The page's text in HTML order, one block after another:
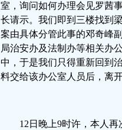
室，询问如何办理会见罗茜
长请示。我们即到三楼找到
案由具体分管此事的邓奇峰
局治安办及法制办等相关办
中，于是我们只得重新回到
料交给该办公室人员后，离
12日晚上9时许，本人